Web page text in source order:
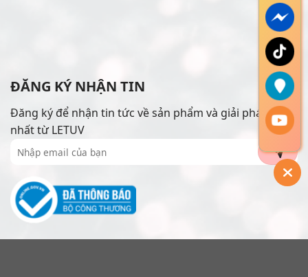
ĐĂNG KÝ NHẬN TIN
Đăng ký để nhận tin tức về sản phẩm và giải pháp mới
nhất từ LETUV